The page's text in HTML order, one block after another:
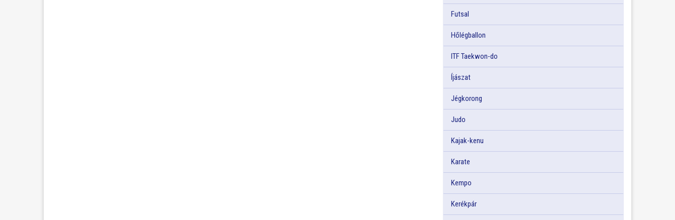
Futsal
Hőlégballon
ITF Taekwon-do
Íjászat
Jégkorong
Judo
Kajak-kenu
Karate
Kempo
Kerékpár